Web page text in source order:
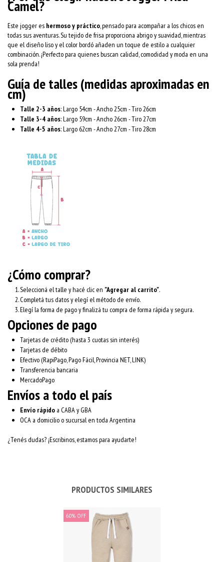
Camel?
Este jogger es hermoso y práctico , pensado para acompañar a los chicos en
todas sus aventuras. Su tejido de frisa proporciona abrigo y suavidad, mientras
que el diseño liso y el color bordó añaden un toque de estilo a cualquier
combinación. ¡Perfecto para quienes buscan calidad, comodidad y moda en una
sola prenda!
Guía de talles (medidas aproximadas en
cm)
Talle 2-3 años: Largo 54cm - Ancho 25cm - Tiro 26cm
Talle 3-4 años: Largo 59cm - Ancho 26cm - Tiro 27cm
Talle 4-5 años: Largo 62cm - Ancho 27cm - Tiro 28cm
¿Cómo comprar?
Seleccioná el talle y hacé clic en "Agregar al carrito".
Completá tus datos y elegí el método de envío.
Elegí la forma de pago y finalizá tu compra de forma rápida y segura.
Opciones de pago
Tarjetas de crédito (hasta 3 cuotas sin interés)
Tarjetas de débito
Efectivo (RapiPago, Pago Fácil, Provincia NET, LINK)
Transferencia bancaria
MercadoPago
Envíos a todo el país
Envío rápido a CABA y GBA
OCA a domicilio o sucursal en toda Argentina
¿Tenés dudas? ¡Escribinos, estamos para ayudarte!
PRODUCTOS SIMILARES
60% OFF